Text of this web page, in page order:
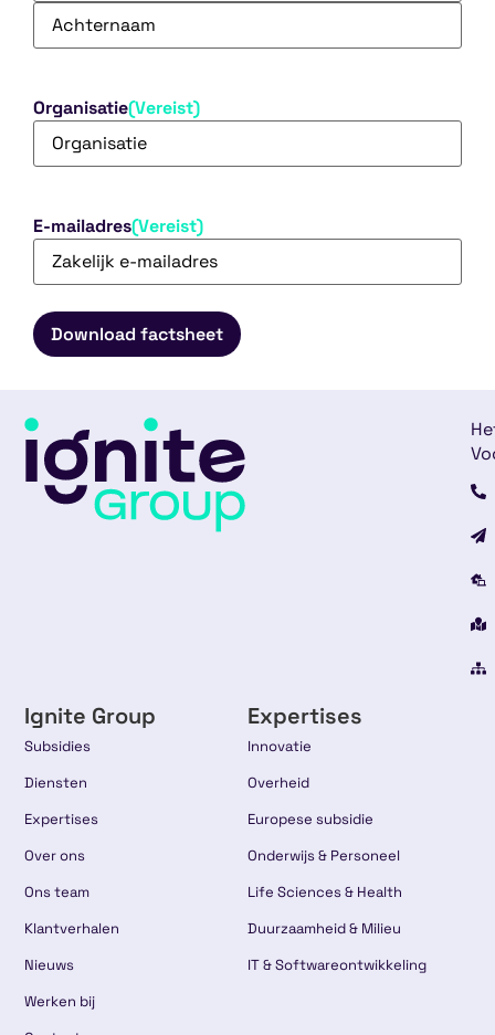
Organisatie(Vereist)
E-mailadres(Vereist)
Ignite Group
Subsidies
Diensten
Expertises
Over ons
Ons team
Klantverhalen
Nieuws
Werken bij
Expertises
Innovatie
Overheid
Europese subsidie
Onderwijs & Personeel
Life Sciences & Health
Duurzaamheid & Milieu
IT & Softwareontwikkeling